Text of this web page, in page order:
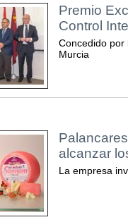
Premio
Control
Concedido por
Murcia
alcanzar
La empresa